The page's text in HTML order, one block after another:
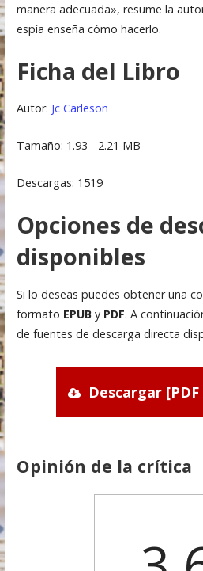
manera adecuada», resume la
espía enseña cómo hacerlo.
Ficha del Libro
Autor: Jc Carleson
Tamaño: 1.93 - 2.21 MB
Descargas: 1519
Opciones de
disponibles
Si lo deseas puedes obtener una
formato EPUBy PDF. A
de fuentes de descarga directa
Descargar
Opinión de la crítica